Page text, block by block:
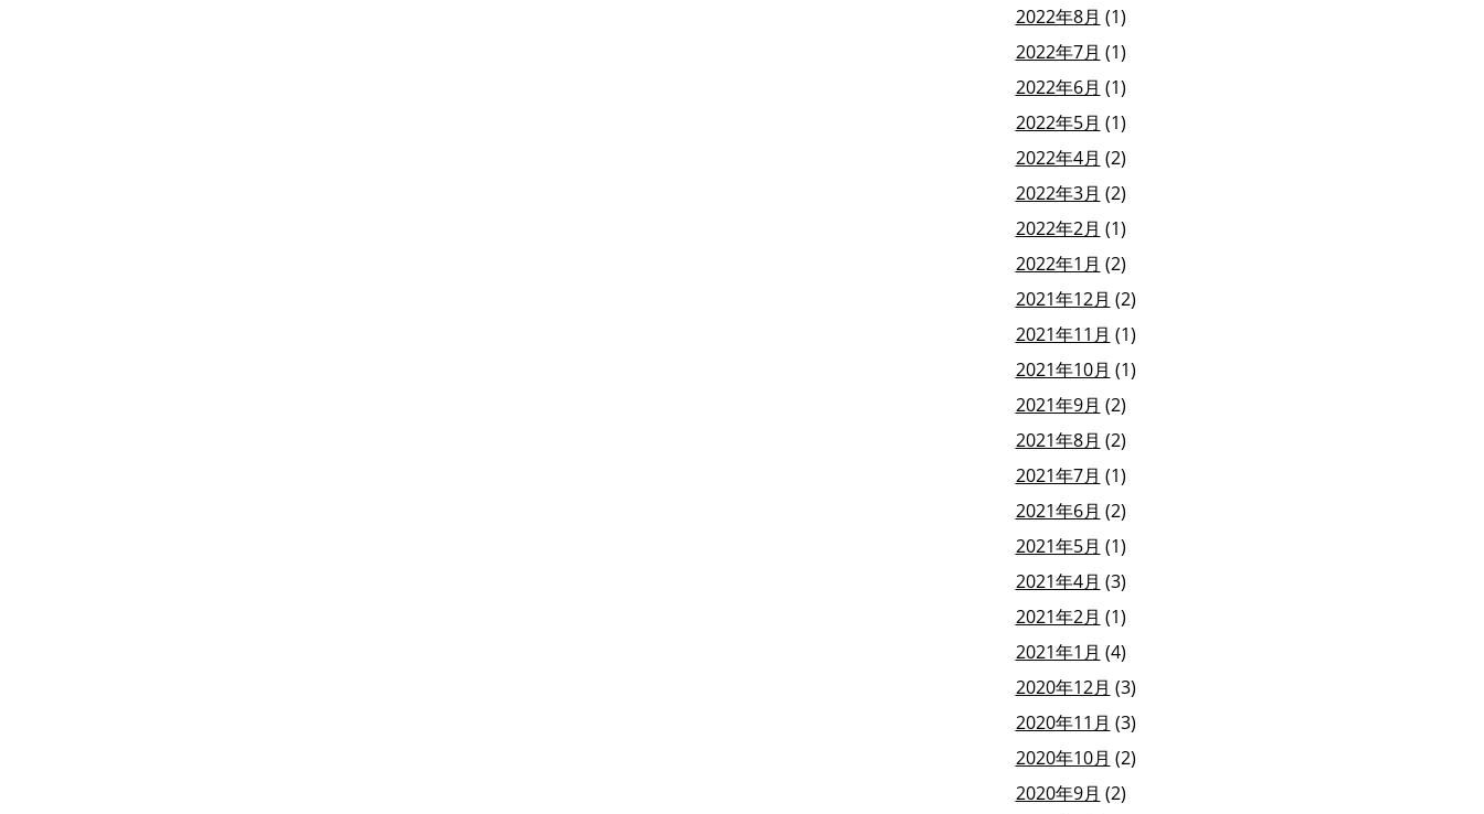
2022年8月 (1)
2022年7月 (1)
2022年6月 (1)
2022年5月 (1)
2022年4月 (2)
2022年3月 (2)
2022年2月 (1)
2022年1月 (2)
2021年12月 (2)
2021年11月 (1)
2021年10月 (1)
2021年9月 (2)
2021年8月 (2)
2021年7月 (1)
2021年6月 (2)
2021年5月 (1)
2021年4月 (3)
2021年2月 (1)
2021年1月 (4)
2020年12月 (3)
2020年11月 (3)
2020年10月 (2)
2020年9月 (2)